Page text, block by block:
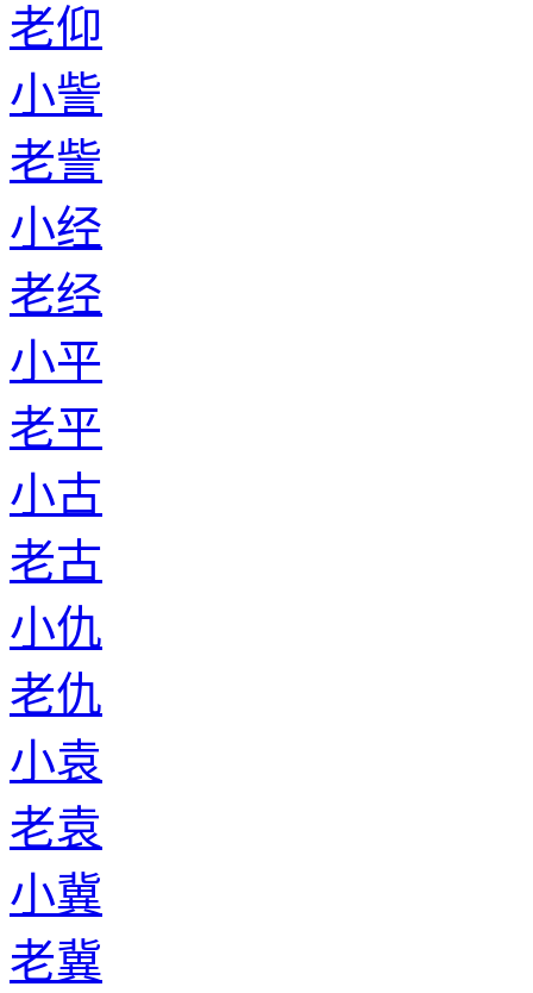
老仰
小訾
老訾
小经
老经
小平
老平
小古
老古
小仇
老仇
小袁
老袁
小冀
老冀